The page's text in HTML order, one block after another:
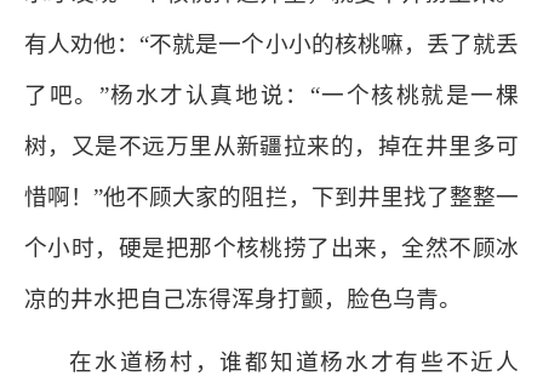
有人劝他：“不就是一个小小的核桃嘛，丢了就丢
了吧。”杨水才认真地说：“一个核桃就是一棵
树，又是不远万里从新疆拉来的，掉在井里多可
惜啊！”他不顾大家的阻拦，下到井里找了整整一
个小时，硬是把那个核桃捞了出来，全然不顾冰
凉的井水把自己冻得浑身打颤，脸色乌青。
在水道杨村，谁都知道杨水才有些不近人